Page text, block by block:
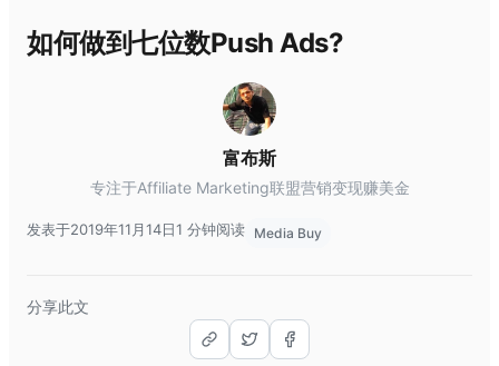
如何做到七位数Push Ads?
富布斯
专注于Affiliate Marketing联盟营销变现赚美金
发表于2019年11月14日1 分钟阅读 Media Buy
分享此文